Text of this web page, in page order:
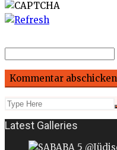
Latest Galleries